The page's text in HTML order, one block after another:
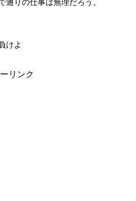
りの仕事は無理だろう。
けよ
リンク